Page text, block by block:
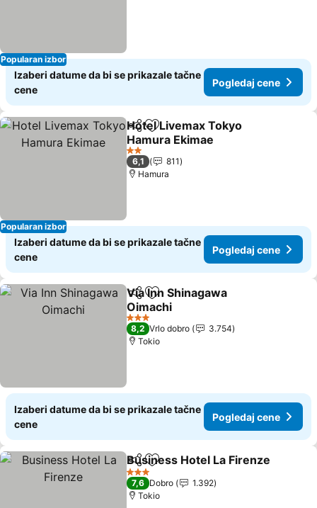
Popularan izbor
Izaberi datume da bi se prikazale tačne
cene
Pogledaj cene
Popularan izbor
Deli Dodati u favorite
Hotel Livemax Tokyo
Hamura Ekimae
Pogledaj cene
2 Zvezdice
6,1
811
Hamura
Izaberi datume da bi se prikazale tačne
cene
Pogledaj cene
Deli Dodati u favorite
Via Inn Shinagawa
Oimachi
Pogledaj cene
3 Zvezdice
8,2 Vrlo dobro
3.754
Tokio
Izaberi datume da bi se prikazale tačne
cene
Pogledaj cene
Deli Dodati u favorite
Business Hotel La Firenze
3 Zvezdice
7,6 Dobro
1.392
Tokio